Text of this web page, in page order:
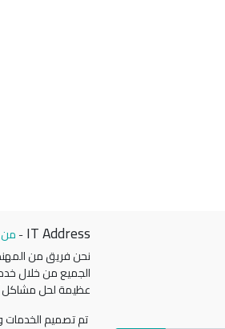
IT Address
-
نحن فريق من
الجميع من خلال
عظيمة لحل مشاكل
تم تصميم الخدمات